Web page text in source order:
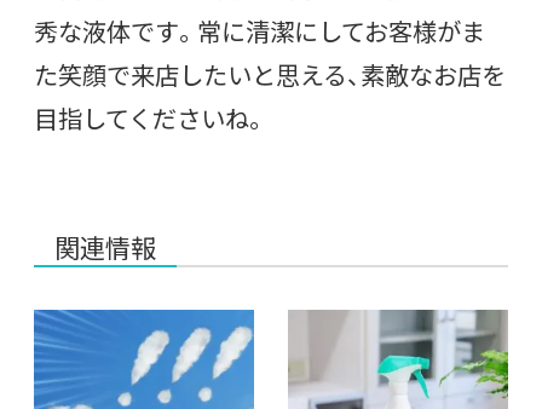
秀な液体です。常に清潔にしてお客様がま
た笑顔で来店したいと思える、素敵なお店を
目指してくださいね。
関連情報